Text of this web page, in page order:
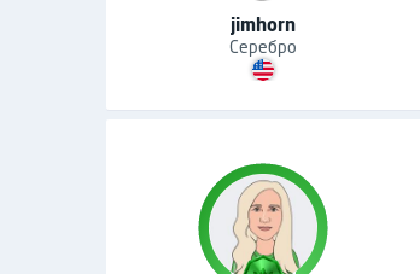
jimhorn
Серебро